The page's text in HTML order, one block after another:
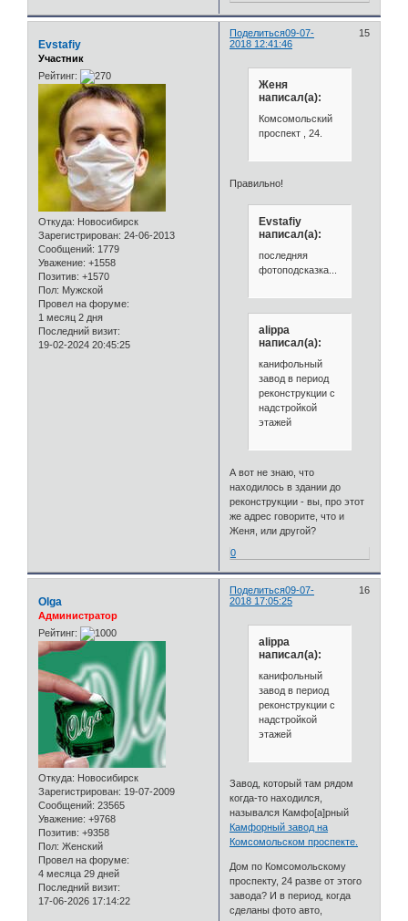
Поделиться 15
09-07-
2018 12:41:46
Evstafiy
Участник
Рейтинг:
Откуда: Новосибирск
Зарегистрирован: 24-06-2013
Сообщений: 1779
Уважение: +1558
Позитив: +1570
Пол: Мужской
Провел на форуме:
1 месяц 2 дня
Последний визит:
19-02-2024 20:45:25
Женя
написал(а):
Комсомольский
проспект , 24.
Правильно!
Evstafiy
написал(а):
последняя
фотоподсказка...
alippa
написал(а):
канифольный
завод в период
реконструкции с
надстройкой
этажей
А вот не знаю, что
находилось в здании до
реконструкции - вы, про этот
же адрес говорите, что и
Женя, или другой?
0
Поделиться 16
09-07-
2018 17:05:25
Olga
Администратор
Рейтинг:
Откуда: Новосибирск
Зарегистрирован: 19-07-2009
Сообщений: 23565
Уважение: +9768
Позитив: +9358
Пол: Женский
Провел на форуме:
4 месяца 29 дней
Последний визит:
17-06-2026 17:14:22
alippa
написал(а):
канифольный
завод в период
реконструкции с
надстройкой
этажей
Завод, который там рядом
когда-то находился,
назывался Камфо[а]рный
Камфорный завод на
Комсомольском проспекте.
Дом по Комсомольскому
проспекту, 24 разве от этого
завода? И в период, когда
сделаны фото авто,